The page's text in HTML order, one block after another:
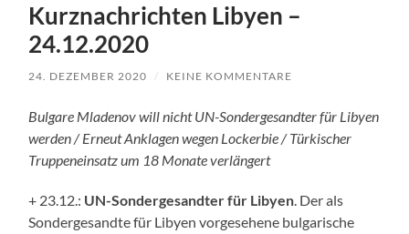
Kurznachrichten Libyen –
24.12.2020
24. DEZEMBER 2020 / KEINE KOMMENTARE
Bulgare Mladenov will nicht UN-Sondergesandter für Libyen
werden / Erneut Anklagen wegen Lockerbie / Türkischer
Truppeneinsatz um 18 Monate verlängert
+ 23.12.: UN-Sondergesandter für Libyen. Der als
Sondergesandte für Libyen vorgesehene bulgarische